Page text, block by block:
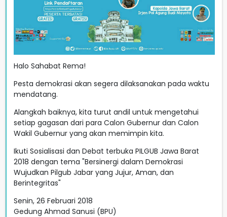
Halo Sahabat Rema!
Pesta demokrasi akan segera dilaksanakan pada waktu
mendatang.
Alangkah baiknya, kita turut andil untuk mengetahui
setiap gagasan dari para Calon Gubernur dan Calon
Wakil Gubernur yang akan memimpin kita.
Ikuti Sosialisasi dan Debat terbuka PILGUB Jawa Barat
2018 dengan tema "Bersinergi dalam Demokrasi
Wujudkan Pilgub Jabar yang Jujur, Aman, dan
Berintegritas"
Senin, 26 Februari 2018
Gedung Ahmad Sanusi (BPU)